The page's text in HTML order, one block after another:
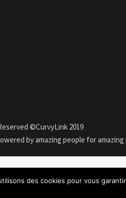
©CurvyLink 2019
by amazing people for amazing
des cookies pour vous